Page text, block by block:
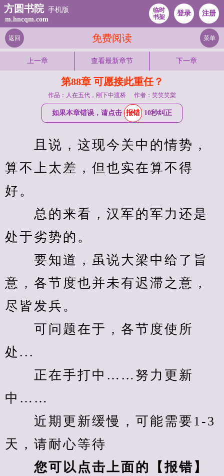
方圆书院 手机版
m.hncqm.com
临时
书架
登录 注册
免费阅读
返回 菜单
上一章 查看最新章节 下一章
第88章 可愿接此重任？
作品：人在五代，刚下中渡桥 作者：笑笑笑棠
如果本章错误，请点击 报错 10秒纠正
且说，这现今关中的情势，
算不上太差，但也实在算不得
好。
总的来看，汉军的军力还是
处于劣势的。
要知道，虽说大梁中给了旨
意，各节度也并未有迟滞之意，
尽皆发兵。
可问题在于，各节度使所
处...
正在手打中……努力更新
中……
近期更新缓慢，可能需要1-3
天，请耐心等待
您可以点击上面的【报错】